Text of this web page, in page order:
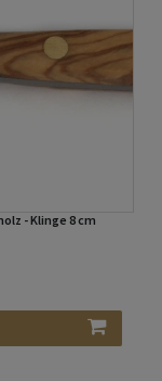
- Klinge 8 cm